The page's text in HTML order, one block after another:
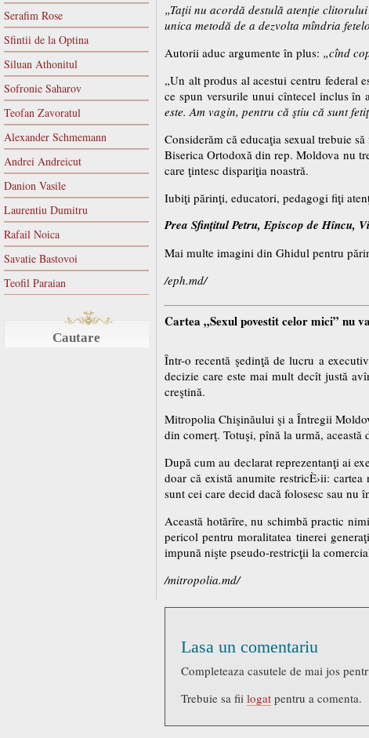
Serafim Rose
Sfintii de la Optina
Siluan Athonitul
Sofronie Saharov
Teofan Zavoratul
Alexander Schmemann
Andrei Andreicut
Danion Vasile
Laurentiu Dumitru
Rafail Noica
Savatie Bastovoi
Teofil Paraian
Cautare
„Taţii nu acordă destulă atenţie
unica metodă de a dezvolta mîndria
Autorii aduc argumente în plus: „cînd
„Un alt produs al acestui centru federal
ce spun versurile unui cîntecel inclus în
este. Am vagin, pentru că ştiu că sunt
Considerăm că educaţia sexual trebuie
Biserica Ortodoxă din rep. Moldova nu
care ţintesc dispariţia noastră.
Iubiţi părinţi, educatori, pedagogi fiţi
Prea Sfinţitul Petru, Episcop de Hîncu,
Mai multe imagini din Ghidul pentru
/eph.md/
Cartea „Sexul povestit celor mici” nu
Într-o recentă şedinţă de lucru a
decizie care este mai mult decît justă
creştină.
Mitropolia Chişinăului şi a Întregii
din comerţ. Totuşi, pînă la urmă, această
După cum au declarat reprezentanţi ai
doar că există anumite restricÈ›ii:
sunt cei care decid dacă folosesc sau nu
Această hotărîre, nu schimbă practic
pericol pentru moralitatea tinerei
impună nişte pseudo-restricţii la
/mitropolia.md/
Lasa un comentariu
Completeaza casutele de mai jos
Trebuie sa fii logat pentru a comenta.